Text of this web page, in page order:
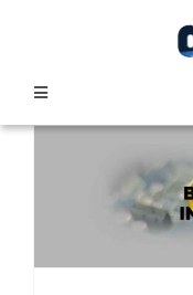
Toggle
Navigation